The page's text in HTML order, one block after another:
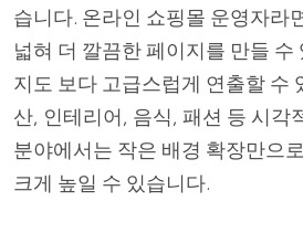
습니다. 온라인 쇼핑몰 운영자라
넓혀 더 깔끔한 페이지를 만들 수
지도 보다 고급스럽게 연출할 수
산, 인테리어, 음식, 패션 등 시각
분야에서는 작은 배경 확장만으
크게 높일 수 있습니다.